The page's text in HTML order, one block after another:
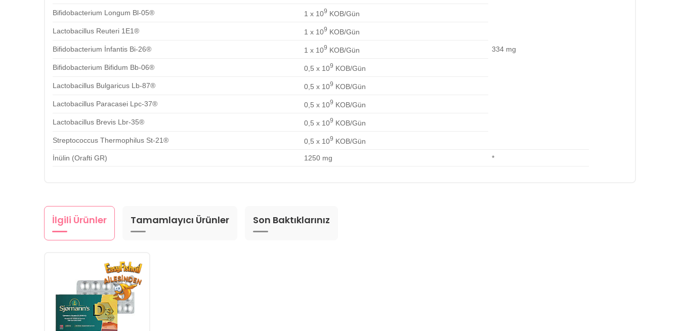
334 mg
Bifidobacterium Longum Bl-05® 1 x 109 KOB/Gün
Lactobacillus Reuteri 1E1® 1 x 109 KOB/Gün
Bifidobacterium İnfantis Bi-26® 1 x 109 KOB/Gün
Bifidobacterium Bifidum Bb-06® 0,5 x 109 KOB/Gün
Lactobacillus Bulgaricus Lb-87® 0,5 x 109 KOB/Gün
Lactobacillus Paracasei Lpc-37® 0,5 x 109 KOB/Gün
Lactobacillus Brevis Lbr-35® 0,5 x 109 KOB/Gün
Streptococcus Thermophilus St-21® 0,5 x 109 KOB/Gün
İnülin (Orafti GR) 1250 mg *
İlgili Ürünler Tamamlayıcı Ürünler Son Baktıklarınız